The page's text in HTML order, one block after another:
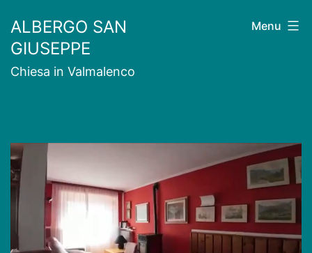
to
content
ALBERGO SAN
GIUSEPPE
Chiesa in Valmalenco
Menu